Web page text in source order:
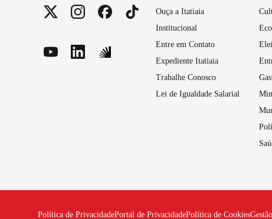
Ouça a Itatiaia
Institucional
Entre em Contato
Expediente Itatiaia
Trabalhe Conosco
Lei de Igualdade Salarial
Política de PrivacidadePortal de PrivacidadePolítica de Cookies